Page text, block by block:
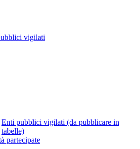
vigilati
Enti pubblici vigilati (da pubblicare in
tabelle)
partecipate